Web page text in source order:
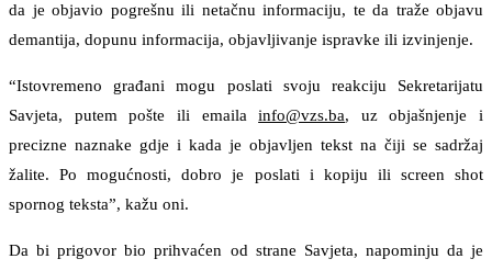
da je objavio pogrešnu ili netačnu informaciju, te da traže objavu
demantija, dopunu informacija, objavljivanje ispravke ili izvinjenje.
“Istovremeno građani mogu poslati svoju reakciju Sekretarijatu
Savjeta, putem pošte ili emailainfo@vzs.ba, uz objašnjenje i
precizne naznake gdje i kada je objavljen tekst na čiji se sadržaj
žalite. Po mogućnosti, dobro je poslati i kopiju ili screen shot
spornog teksta”, kažu oni.
Da bi prigovor bio prihvaćen od strane Savjeta, napominju da je